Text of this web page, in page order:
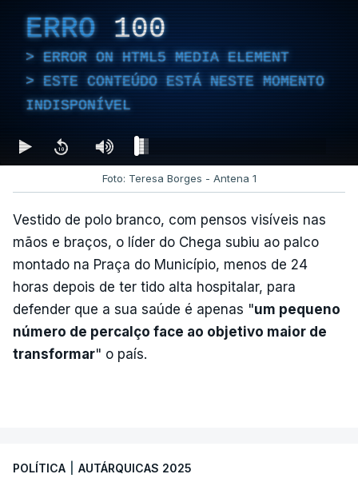
ERRO 100
ERROR ON HTML5 MEDIA ELEMENT
ESTE CONTEÚDO ESTÁ NESTE MOMENTO
INDISPONÍVEL
Foto: Teresa Borges - Antena 1
Vestido de polo branco, com pensos visíveis nas
mãos e braços, o líder do Chega subiu ao palco
montado na Praça do Município, menos de 24
horas depois de ter tido alta hospitalar, para
defender que a sua saúde é apenas "um pequeno
número de percalço face ao objetivo maior de
transformar" o país.
POLÍTICA AUTÁRQUICAS 2025